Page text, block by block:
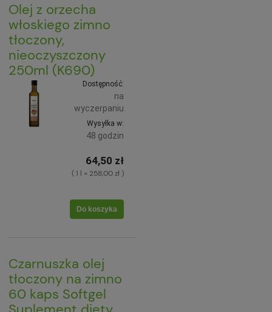
Olej z orzecha
włoskiego zimno
tłoczony,
nieoczyszczony
250ml (K690)
Dostępność:
na
wyczerpaniu
Wysyłka w:
48 godzin
64,50 zł
( 1 l = 258,00 zł )
Do koszyka
Czarnuszka olej
tłoczony na zimno
60 kaps Softgel